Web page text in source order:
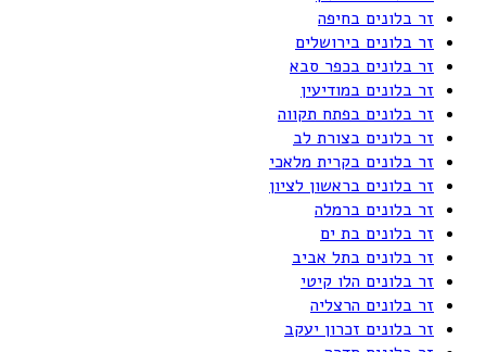
זר בלונים בחיפה
זר בלונים בירושלים
זר בלונים בכפר סבא
זר בלונים במודיעין
זר בלונים בפתח תקווה
זר בלונים בצורת לב
זר בלונים בקרית מלאכי
זר בלונים בראשון לציון
זר בלונים ברמלה
זר בלונים בת ים
זר בלונים בתל אביב
זר בלונים הלו קיטי
זר בלונים הרצליה
זר בלונים זכרון יעקב